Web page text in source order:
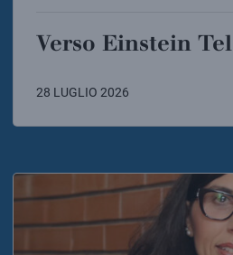
Verso Einstein
28 LUGLIO 2026